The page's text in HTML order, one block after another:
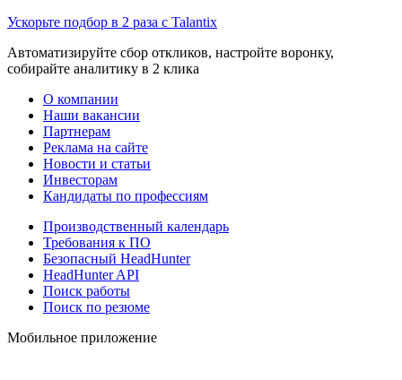
Ускорьте подбор в 2 раза с Talantix
Автоматизируйте сбор откликов, настройте воронку,
собирайте аналитику в 2 клика
О компании
Наши вакансии
Партнерам
Реклама на сайте
Новости и статьи
Инвесторам
Кандидаты по профессиям
Производственный календарь
Требования к ПО
Безопасный HeadHunter
HeadHunter API
Поиск работы
Поиск по резюме
Мобильное приложение